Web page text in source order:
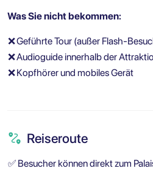
Was Sie nicht bekommen:
❌Geführte Tour (außer Flash-
❌Audioguide innerhalb der
❌Kopfhörer und mobiles Gerät
Reiseroute
✅ Besucher können direkt zum